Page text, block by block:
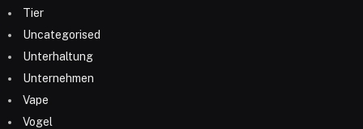
Tier
Uncategorised
Unterhaltung
Unternehmen
Vape
Vogel